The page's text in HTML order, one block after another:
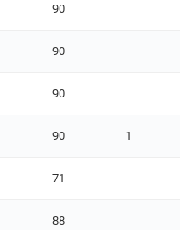
90
90
90
90 1
71
88